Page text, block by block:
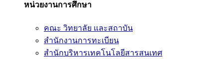
หน่วยงานการศึกษา
คณะ วิทยาลัย และสถาบัน
สำนักงานการทะเบียน
สำนักบริหารเทคโนโลยีสารสนเทศ